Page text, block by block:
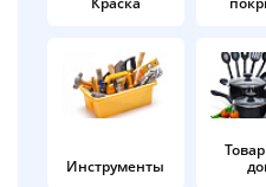
Инструменты
в корзину
Оплачивайте
25% картой любого